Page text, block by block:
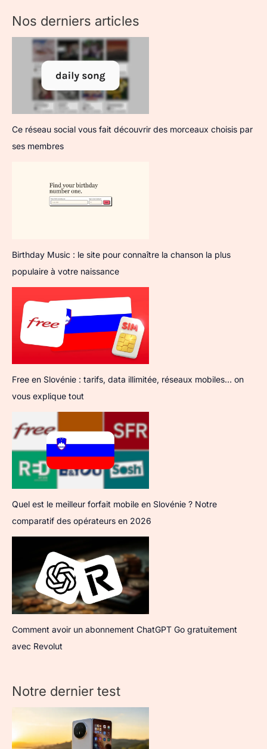
Nos derniers articles
Ce réseau social vous fait découvrir des morceaux choisis par
ses membres
Birthday Music : le site pour connaître la chanson la plus
populaire à votre naissance
Free en Slovénie : tarifs, data illimitée, réseaux mobiles… on
vous explique tout
Quel est le meilleur forfait mobile en Slovénie ? Notre
comparatif des opérateurs en 2026
Comment avoir un abonnement ChatGPT Go gratuitement
avec Revolut
Notre dernier test